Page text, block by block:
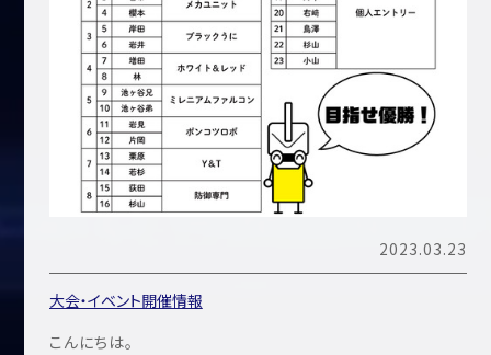
2023.03.23
大会・イベント開催情報
こんにちは。